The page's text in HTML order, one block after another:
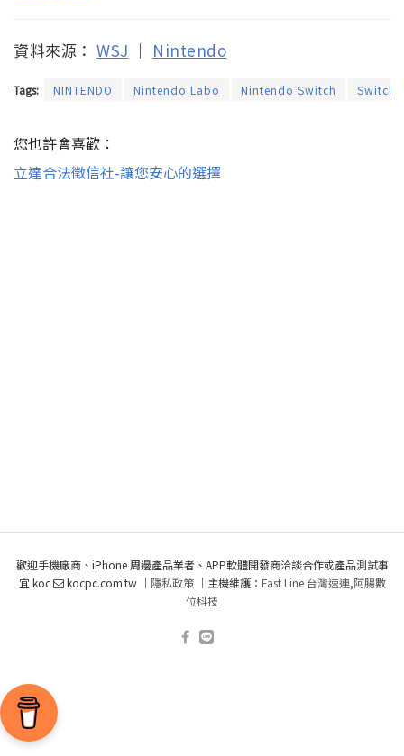
資料來源： WSJ ｜ Nintendo
Tags: NINTENDO Nintendo Labo Nintendo Switch Switch
您也許會喜歡：
立達合法徵信社-讓您安心的選擇
歡迎手機廠商、iPhone 周邊產品業者、APP軟體開發商洽談合作或產品測試事
宜 koc
kocpc.com.tw ｜ 隱私政策｜主機維護： Fast Line 台灣速連,阿腸數
位科技